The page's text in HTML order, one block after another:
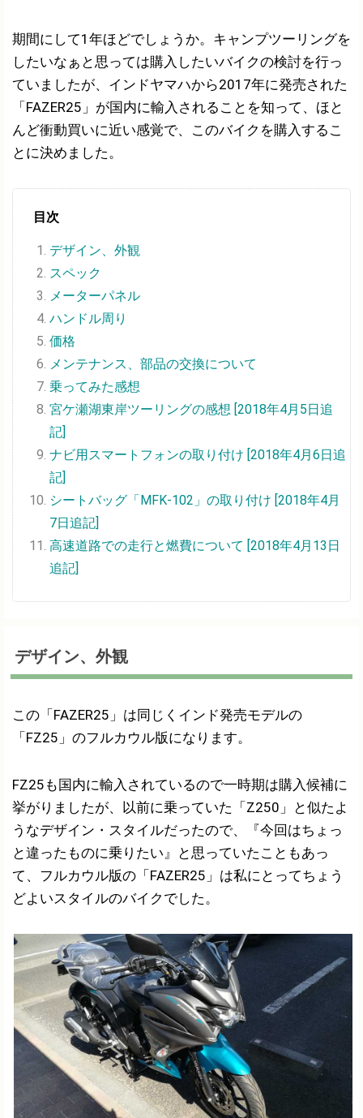
期間にして1年ほどでしょうか。キャンプツーリングを
したいなぁと思っては購入したいバイクの検討を行っ
ていましたが、インドヤマハから2017年に発売された
「FAZER25」が国内に輸入されることを知って、ほと
んど衝動買いに近い感覚で、このバイクを購入するこ
とに決めました。
目次
デザイン、外観
スペック
メーターパネル
ハンドル周り
価格
メンテナンス、部品の交換について
乗ってみた感想
宮ケ瀬湖東岸ツーリングの感想 [2018年4月5日追
記]
ナビ用スマートフォンの取り付け [2018年4月6日追
記]
シートバッグ「MFK-102」の取り付け [2018年4月
7日追記]
高速道路での走行と燃費について [2018年4月13日
追記]
デザイン、外観
この「FAZER25」は同じくインド発売モデルの
「FZ25」のフルカウル版になります。
FZ25も国内に輸入されているので一時期は購入候補に
挙がりましたが、以前に乗っていた「Z250」と似たよ
うなデザイン・スタイルだったので、『今回はちょっ
と違ったものに乗りたい』と思っていたこともあっ
て、フルカウル版の「FAZER25」は私にとってちょう
どよいスタイルのバイクでした。